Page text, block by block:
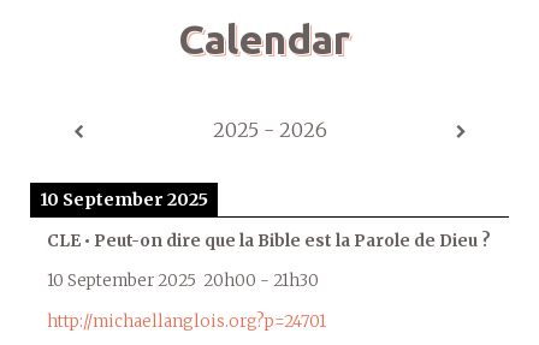
Calendar
2025 - 2026
10 September 2025
CLE • Peut-on dire que la Bible est la Parole de Dieu ?
10 September 2025 20h00 - 21h30
http://michaellanglois.org?p=24701